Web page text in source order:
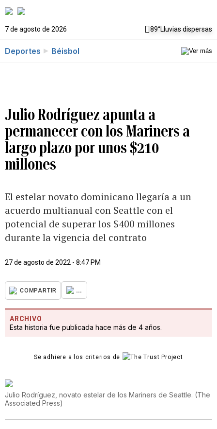
7 de agosto de 2026 89°Lluvias dispersas
Deportes Béisbol
Julio Rodríguez apunta a
permanecer con los Mariners a
largo plazo por unos $210
millones
El estelar novato dominicano llegaría a un
acuerdo multianual con Seattle con el
potencial de superar los $400 millones
durante la vigencia del contrato
27 de agosto de 2022 - 8:47 PM
COMPARTIR ...
ARCHIVO
Esta historia fue publicada hace más de 4 años.
Se adhiere a los criterios de
Julio Rodríguez, novato estelar de los Mariners de Seattle. (The
Associated Press)